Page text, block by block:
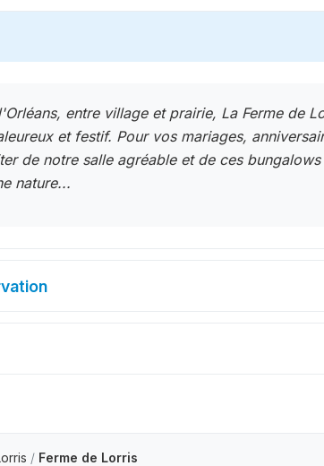
entre village et prairie, La Ferme de
et festif. Pour vos mariages,
de notre salle agréable et de ces
nature...
/ Ferme de Lorris